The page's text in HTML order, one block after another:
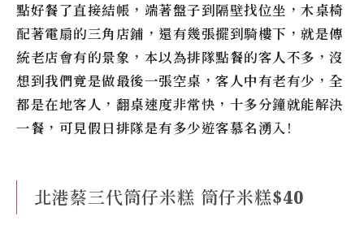
點好餐了直接結帳，端著盤子到隔壁找位坐，木桌椅
配著電扇的三角店鋪，還有幾張擺到騎樓下，就是傳
統老店會有的景象，本以為排隊點餐的客人不多，沒
想到我們竟是做最後一張空桌，客人中有老有少，全
都是在地客人，翻桌速度非常快，十多分鐘就能解決
一餐，可見假日排隊是有多少遊客慕名湧入!
北港蔡三代筒仔米糕 筒仔米糕$40